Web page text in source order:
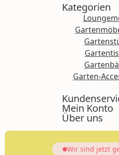
Kategorien
Garten-
Mein Konto
Über uns
Wir sind jetzt